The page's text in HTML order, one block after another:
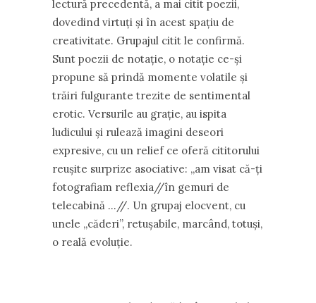
lectură precedentă, a mai citit poezii,
dovedind virtuți și în acest spațiu de
creativitate. Grupajul citit le confirmă.
Sunt poezii de notație, o notație ce-și
propune să prindă momente volatile și
trăiri fulgurante trezite de sentimental
erotic. Versurile au grație, au ispita
ludicului și rulează imagini deseori
expresive, cu un relief ce oferă cititorului
reușite surprize asociative: ,,am visat că-ți
fotografiam reflexia//în gemuri de
telecabină …//. Un grupaj elocvent, cu
unele ,,căderi”, retușabile, marcând, totuși,
o reală evoluție.